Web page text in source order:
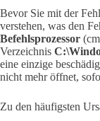
Bevor Sie mit der
verstehen, was den
Befehlsprozessor
Verzeichnis
eine einzige
nicht mehr öffnet,
Zu den häufigsten